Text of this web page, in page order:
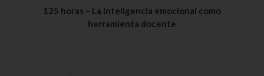
125 horas – La inteligencia emocional como
herramienta docente